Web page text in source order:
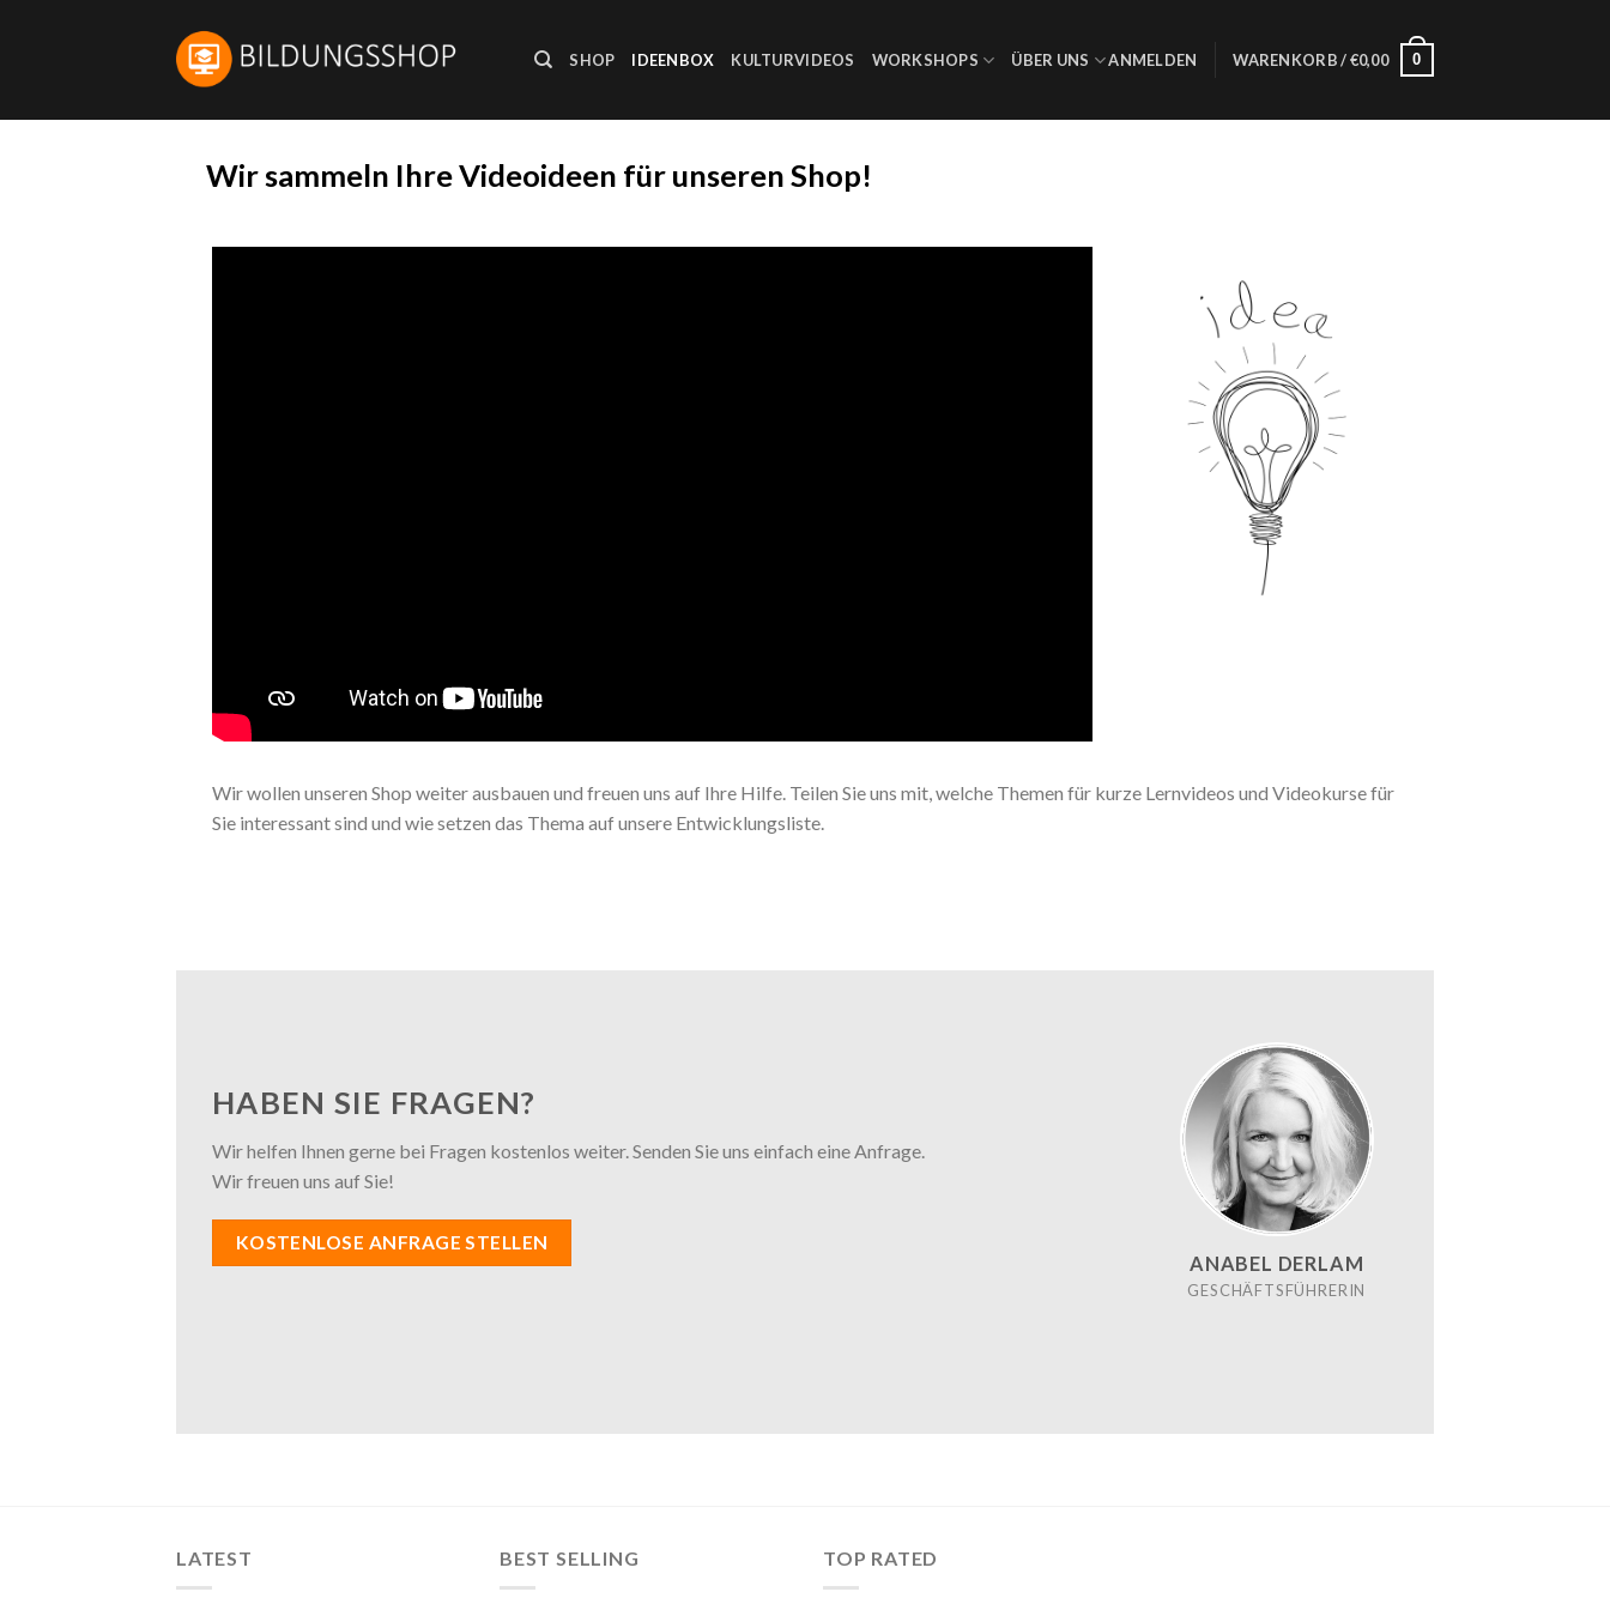
SHOP IDEENBOX KULTURVIDEOS WORKSHOPS ÜBER UNS ANMELDEN WARENKORB /€0,00 0
Wir sammeln Ihre Videoideen für unseren Shop!
Wir wollen unseren Shop weiter ausbauen und freuen uns auf Ihre Hilfe. Teilen Sie uns mit, welche Themen für kurze Lernvideos und Videokurse für
Sie interessant sind und wie setzen das Thema auf unsere Entwicklungsliste.
HABEN SIE FRAGEN?
Wir helfen Ihnen gerne bei Fragen kostenlos weiter. Senden Sie uns einfach eine Anfrage.
Wir freuen uns auf Sie!
KOSTENLOSE ANFRAGE STELLEN
ANABEL DERLAM
GESCHÄFTSFÜHRERIN
LATEST BEST SELLING TOP RATED